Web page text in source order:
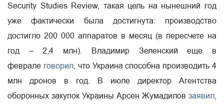
Security Studies Review, такая цель на нынешний год
уже фактически была достигнута: производство
достигло 200 000 аппаратов в месяц (в пересчете на
год – 2,4 млн). Владимир Зеленский еще в
феврале говорил, что Украина способна производить 4
млн дронов в год. В июле директор Агентства
оборонных закупок Украины Арсен Жумадилов заявил,